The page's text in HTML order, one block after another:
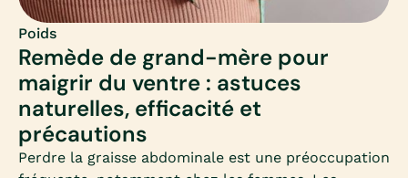
Poids
Remède de grand-mère pour
maigrir du ventre : astuces
naturelles, efficacité et
précautions
Perdre la graisse abdominale est une préoccupation